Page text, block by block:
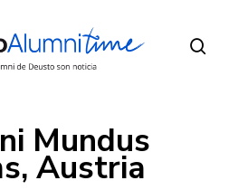
Mundus
Austria